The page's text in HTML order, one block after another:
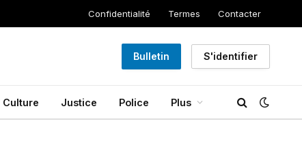
Confidentialité Termes Contacter
Bulletin S'identifier
Culture Justice Police Plus